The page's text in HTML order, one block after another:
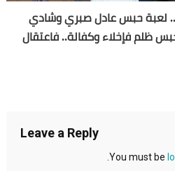
لعبة حبس عادل صبري وشادي
خرم: 9 شهور حبس ظلم فإخلاء وكفالة.. فاعتقال
Leave a Reply
You must be